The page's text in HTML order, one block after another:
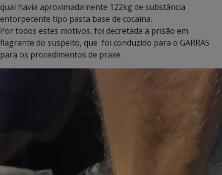
qual havia aproximadamente 122kg de substância
entorpecente tipo pasta base de cocaína.
Por todos estes motivos, foi decretada a prisão em
flagrante do suspeito, que foi conduzido para o GARRAS
para os procedimentos de praxe.